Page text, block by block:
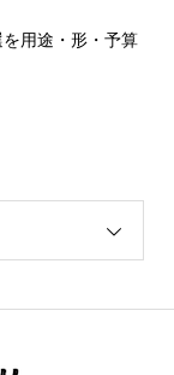
用途・形・予算